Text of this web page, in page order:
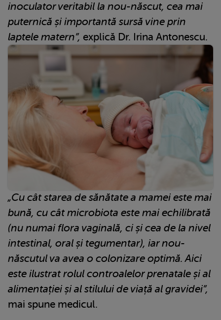
inoculator veritabil la nou-născut, cea mai
puternică și importantă sursă vine prin
laptele matern”, explică Dr. Irina Antonescu.
„Cu cât starea de sănătate a mamei este mai
bună, cu cât microbiota este mai echilibrată
(nu numai flora vaginală, ci și cea de la nivel
intestinal, oral și tegumentar), iar nou-
născutul va avea o colonizare optimă. Aici
este ilustrat rolul controalelor prenatale și al
alimentației și al stilului de viață al gravidei”,
mai spune medicul.